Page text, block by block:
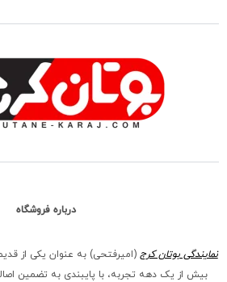
درباره فروشگاه
نمایندگی بوتان کرج (امیرفتحی) به عنوان یکی از
بیش از یک دهه تجربه، با پایبندی به تضمین